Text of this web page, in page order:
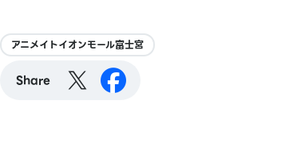
アニメイトイオンモール富士宮
Share